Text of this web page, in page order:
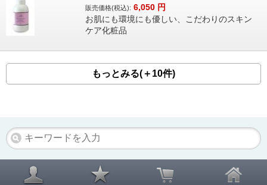
販売価格(税込): 6,050 円
お肌にも環境にも優しい、こだわりのスキン
ケア化粧品
もっとみる(＋10件)